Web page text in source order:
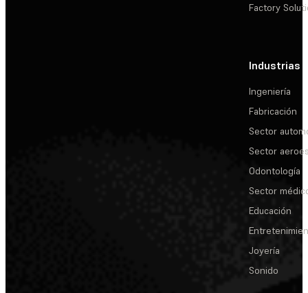
Factory
Industrias
Ingeniería
Fabricación
Sector
Sector
Odontología
Sector
Educación
Joyería
Sonido